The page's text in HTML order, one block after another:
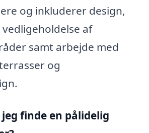
og inkluderer design,
af
samt arbejde med
og
finde en pålidelig